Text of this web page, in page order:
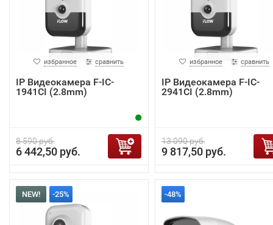
избранное сравнить
IP Видеокамера F-IC-
1941CI (2.8mm)
8 590 руб.
6 442,50 руб.
избранное сравнить
IP Видеокамера F-IC-
2941CI (2.8mm)
13 090 руб.
9 817,50 руб.
NEW! -25% -48%